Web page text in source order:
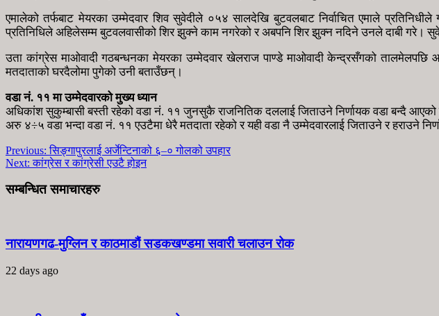
एमालेको तर्फबाट मेयरका उम्मेदवार शिव सुवेदीले ०५४ सालदेखि बुटवलबाट निर्वाचित एमाले
प्रतिनिधिले अहिलेसम्म बुटवलवासीको शिर झुक्ने काम नगरेको र अबपनि शिर झुक्न नदिने उनले दाबी गरे।
उता कांग्रेस माओवादी गठबन्धनका मेयरका उम्मेदवार खेलराज पाण्डे माओवादी केन्द्रसँगको
मतदाताको घरदैलोमा पुगेको उनी बताउँछन्।
वडा नं. ११ मा उम्मेदवारको मुख्य ध्यान
अधिकांश सुकुम्बासी बस्ती रहेको वडा नं. ११ जुनसुकै राजनितिक दललाई जिताउने निर्णायक वडा बन्दै
अरु ४÷५ वडा भन्दा वडा नं. ११ एउटैमा धेरै मतदाता रहेको र यही वडा नै उम्मेदवारलाई जिताउने र हराउने
Previous: सिङ्गापुरलाई अर्जेन्टिनाको ६–० गोलको उपहार
Next: कांग्रेस र कांग्रेसी एउटै होइन
सम्बन्धित समाचारहरु
नारायणगढ-मुग्लिन र काठमाडौं सडकखण्डमा सवारी चलाउन रोक
22 days ago